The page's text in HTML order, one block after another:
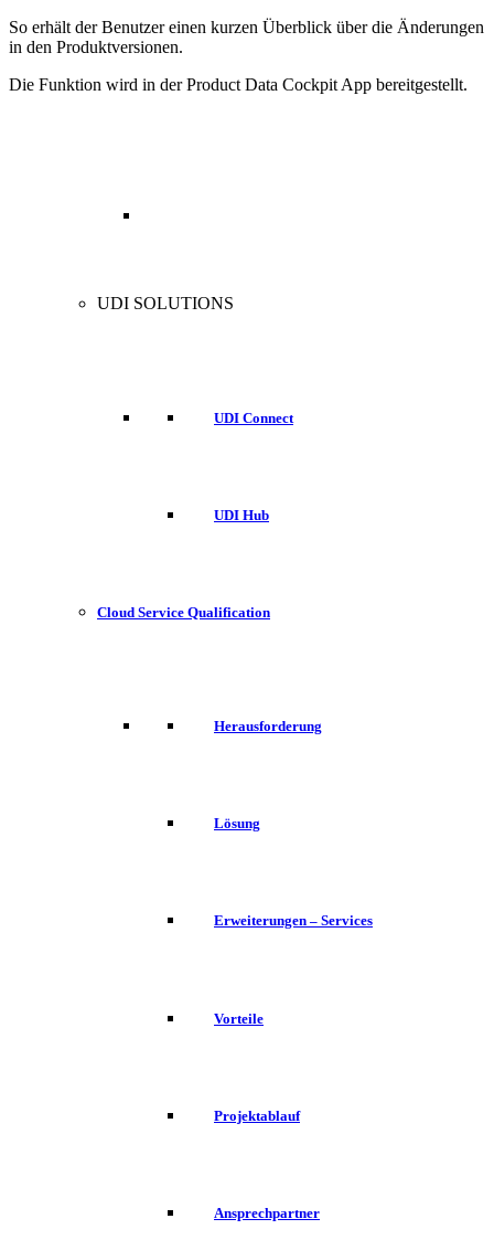
UDI SOLUTIONS
UDI Connect
UDI Hub
Cloud Service Qualification
Herausforderung
Lösung
Erweiterungen – Services
Vorteile
Projektablauf
Ansprechpartner
So erhält der Benutzer einen kurzen Überblick über die Änderungen
in den Produktversionen.
Die Funktion wird in der Product Data Cockpit App bereitgestellt.